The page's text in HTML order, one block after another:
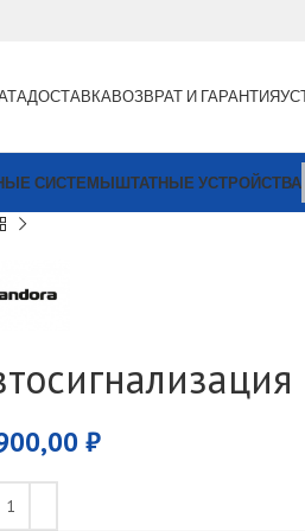
ДОСТАВКАВОЗВРАТ И ГАРАНТИЯ
СИСТЕМЫШТАТНЫЕ УСТРОЙСТВА
₽